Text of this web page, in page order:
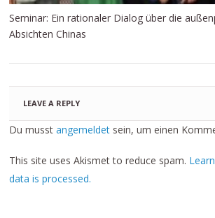
Seminar: Ein rationaler Dialog über die
Absichten Chinas
LEAVE A REPLY
Du musstangemeldet sein, um einen
This site uses Akismet to reduce spam.
data is processed.